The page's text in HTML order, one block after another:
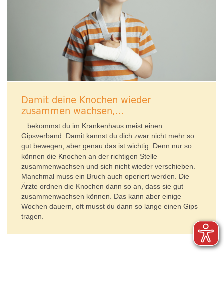
Damit deine Knochen wieder
zusammen wachsen,...
...bekommst du im Krankenhaus meist einen
Gipsverband. Damit kannst du dich zwar nicht mehr so
gut bewegen, aber genau das ist wichtig. Denn nur so
können die Knochen an der richtigen Stelle
zusammenwachsen und sich nicht wieder verschieben.
Manchmal muss ein Bruch auch operiert werden. Die
Ärzte ordnen die Knochen dann so an, dass sie gut
zusammenwachsen können. Das kann aber einige
Wochen dauern, oft musst du dann so lange einen Gips
tragen.